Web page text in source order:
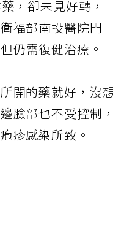
，卻未見好轉，
福部南投醫院門
仍需復健治療。
開的藥就好，沒
臉部也不受控制，
疹感染所致。